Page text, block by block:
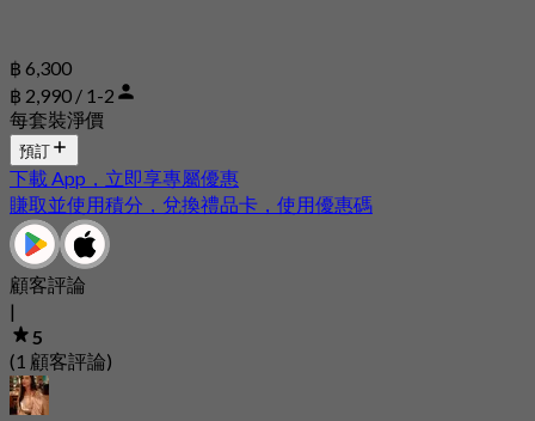
฿ 6,300
฿ 2,990 / 1-2
每套裝淨價
預訂
下載 App，立即享專屬優惠
賺取並使用積分，兌換禮品卡，使用優惠碼
顧客評論
|
5
(1 顧客評論)